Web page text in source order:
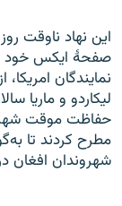
صفحۀ ایکس خود
نمایندگان
لیکاردو و ماریا
مطرح کردند تا
شهروندان افغان